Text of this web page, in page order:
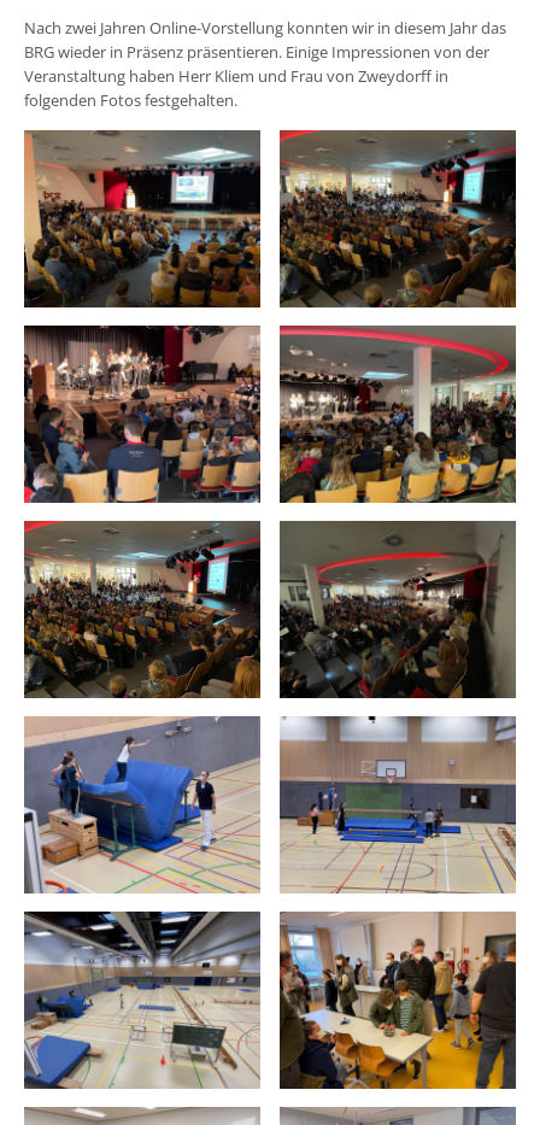
Nach zwei Jahren Online-Vorstellung konnten wir in diesem Jahr das
BRG wieder in Präsenz präsentieren. Einige Impressionen von der
Veranstaltung haben Herr Kliem und Frau von Zweydorff in
folgenden Fotos festgehalten.